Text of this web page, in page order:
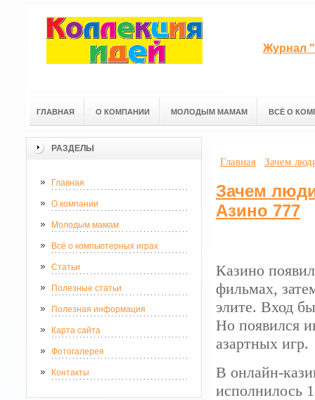
Журнал
ГЛАВНАЯ О КОМПАНИИ МОЛОДЫМ МАМАМ ВСЁ О
РАЗДЕЛЫ
Главная
О компании
Молодым мамам
Всё о компьютерных играх
Статьи
Полезные статьи
Полезная информация
Карта сайта
Фотогалерея
Контакты
Главная Зачем
Зачем
Азино 777
Казино
фильмах,
элите. Вход
Но появился
азартных игр.
В онлайн-
исполнилось